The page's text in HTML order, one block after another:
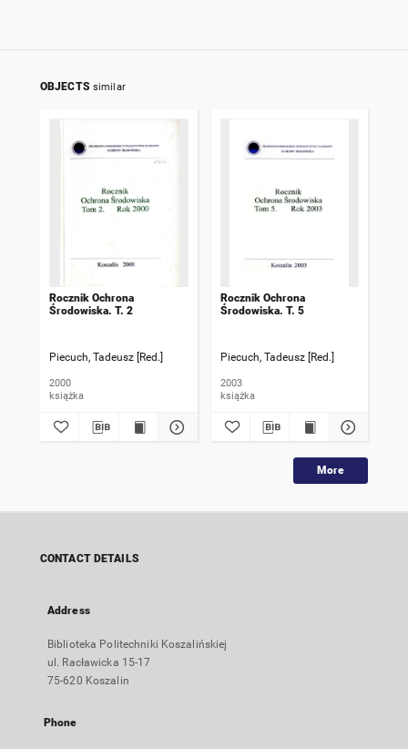
OBJECTS similar
Rocznik Ochrona
Środowiska. T. 2
Piecuch, Tadeusz [Red.]
2000
książka
Rocznik Ochrona
Środowiska. T. 5
Piecuch, Tadeusz [Red.]
2003
książka
More
CONTACT DETAILS
Address
Biblioteka Politechniki Koszalińskiej
ul. Racławicka 15-17
75-620 Koszalin
Phone